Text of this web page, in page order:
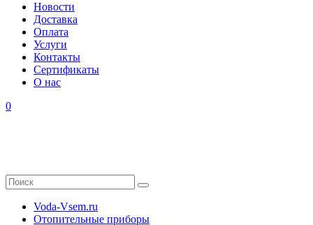
Новости
Доставка
Оплата
Услуги
Контакты
Cертификаты
О нас
0
Voda-Vsem.ru
Отопительные приборы